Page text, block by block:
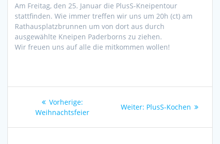
Am Freitag, den 25. Januar die PlusS-Kneipentour
stattfinden. Wie immer treffen wir uns um 20h (ct) am
Rathausplatzbrunnen um von dort aus durch
ausgewählte Kneipen Paderborns zu ziehen.
Wir freuen uns auf alle die mitkommen wollen!
Beitragsnavigation
Vorherige:Vorheriger
Beitrag:
Weihnachtsfeier
Weiter: Nächster
PlusS-Kochen